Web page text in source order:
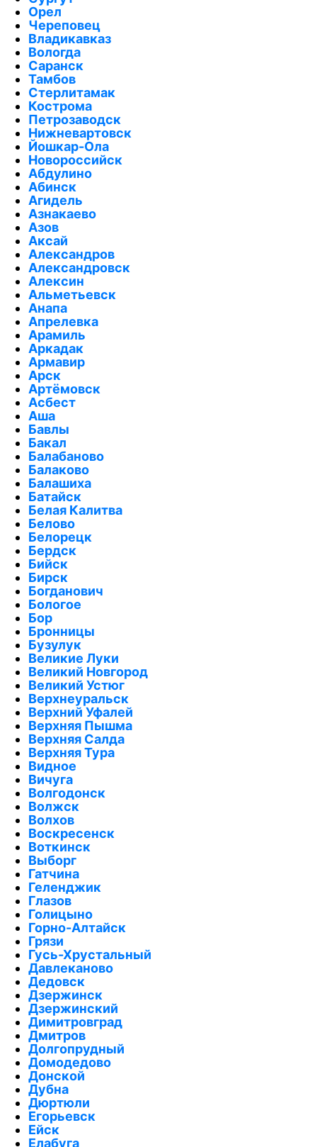
Орел
Череповец
Владикавказ
Вологда
Саранск
Тамбов
Стерлитамак
Кострома
Петрозаводск
Нижневартовск
Йошкар-Ола
Новороссийск
Абдулино
Абинск
Агидель
Азнакаево
Азов
Аксай
Александров
Александровск
Алексин
Альметьевск
Анапа
Апрелевка
Арамиль
Аркадак
Армавир
Арск
Артёмовск
Асбест
Аша
Бавлы
Бакал
Балабаново
Балаково
Балашиха
Батайск
Белая Калитва
Белово
Белорецк
Бердск
Бийск
Бирск
Богданович
Бологое
Бор
Бронницы
Бузулук
Великие Луки
Великий Новгород
Великий Устюг
Верхнеуральск
Верхний Уфалей
Верхняя Пышма
Верхняя Салда
Верхняя Тура
Видное
Вичуга
Волгодонск
Волжск
Волхов
Воскресенск
Воткинск
Выборг
Гатчина
Геленджик
Глазов
Голицыно
Горно-Алтайск
Грязи
Гусь-Хрустальный
Давлеканово
Дедовск
Дзержинск
Дзержинский
Димитровград
Дмитров
Долгопрудный
Домодедово
Донской
Дубна
Дюртюли
Егорьевск
Ейск
Елабуга